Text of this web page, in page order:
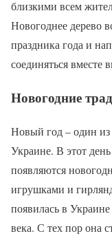
близкими всем
Новогоднее дерево
праздника года и
соединяться вместе
Новогодние
Новый год – один
Украине. В этот
появляются
игрушками и
появилась в
века. С тех пор она